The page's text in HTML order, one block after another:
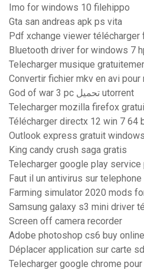
Imo for windows 10 filehippo
Gta san andreas apk ps vita
Pdf xchange viewer
Bluetooth driver for windows 7
Telecharger musique
Convertir fichier mkv en avi pour
God of war 3 pc تحميل utorrent
Telecharger mozilla firefox
Télécharger directx 12 win 7 64
Outlook express gratuit
King candy crush saga gratis
Telecharger google play service
Faut il un antivirus sur telephone
Farming simulator 2020 mods
Samsung galaxy s3 mini driver
Screen off camera recorder
Adobe photoshop cs6 buy
Déplacer application sur carte
Telecharger google chrome